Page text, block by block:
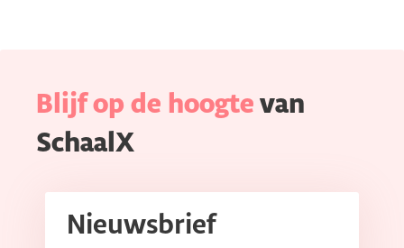
Blijf op de hoogte van
SchaalX
Nieuwsbrief